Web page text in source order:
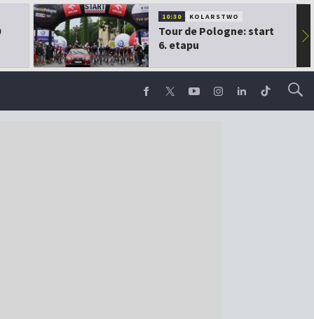
10:30 KOLARSTWO
Tour de Pologne: start
6. etapu
▶